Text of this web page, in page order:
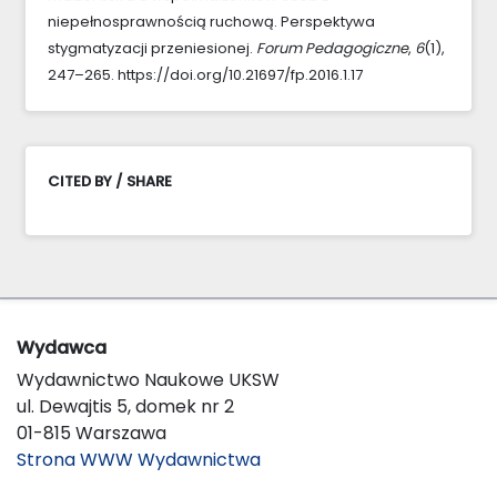
niepełnosprawnością ruchową. Perspektywa
stygmatyzacji przeniesionej. Forum Pedagogiczne, 6(1),
247–265. https://doi.org/10.21697/fp.2016.1.17
CITED BY / SHARE
Wydawca
Wydawnictwo Naukowe UKSW
ul. Dewajtis 5, domek nr 2
01-815 Warszawa
Strona WWW Wydawnictwa